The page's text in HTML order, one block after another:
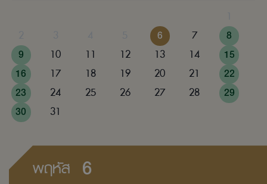
6 7
8
9
10 11 12 13 14
15
16
17 18 19 20 21
22
23
24 25 26 27 28
29
30
31
พฤหัส 6